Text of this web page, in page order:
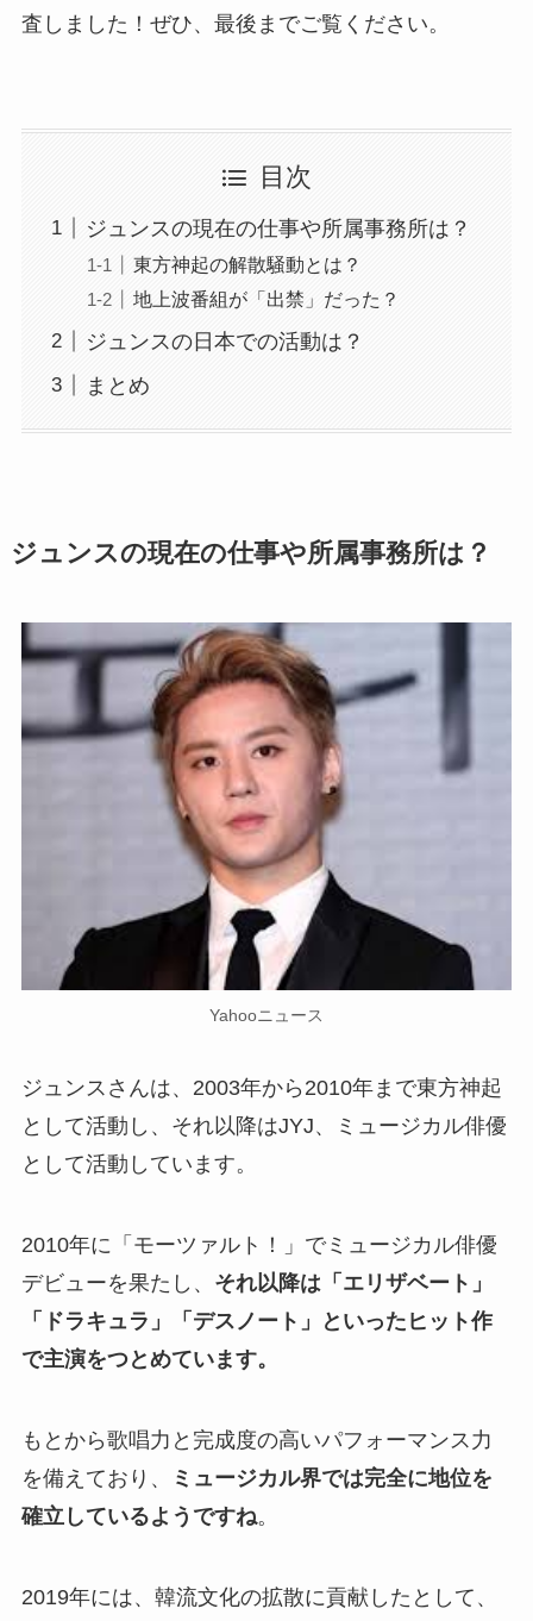
査しました！ぜひ、最後までご覧ください。
目次
ジュンスの現在の仕事や所属事務所は？
東方神起の解散騒動とは？
地上波番組が「出禁」だった？
ジュンスの日本での活動は？
まとめ
ジュンスの現在の仕事や所属事務所は？
Yahooニュース
ジュンスさんは、2003年から2010年まで東方神起
として活動し、それ以降はJYJ、ミュージカル俳優
として活動しています。
2010年に「モーツァルト！」でミュージカル俳優
デビューを果たし、 それ以降は「エリザベート」
「ドラキュラ」「デスノート」といったヒット作
で主演をつとめています。
もとから歌唱力と完成度の高いパフォーマンス力
を備えており、
ミュージカル界では完全に地位を
確立しているようですね。
2019年には、韓流文化の拡散に貢献したとして、